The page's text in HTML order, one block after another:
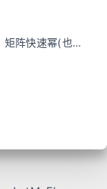
3337.字符串转换后的长度 II：矩阵快速幂(也没有想象中的那么高级啦)